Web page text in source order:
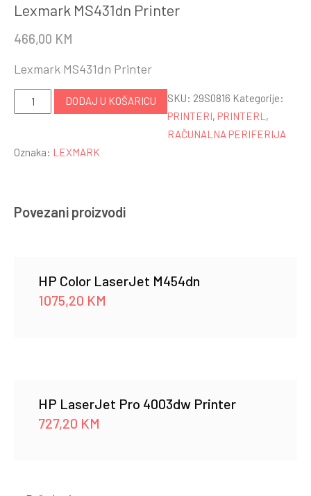
Lexmark MS431dn Printer
466,00 KM
Lexmark MS431dn Printer
Lexmark
MS431dn
količina
DODAJ U KOŠARICU SKU: 29S0816 Kategorije:
PRINTERI, PRINTERL ,
RAČUNALNA PERIFERIJA
Oznaka: LEXMARK
Povezani proizvodi
HP Color LaserJet M454dn
1075,20 KM
HP LaserJet Pro 4003dw Printer
727,20 KM